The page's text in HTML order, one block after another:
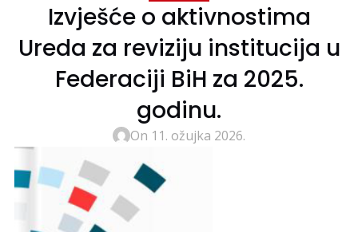
Izvješće o aktivnostima
Ureda za reviziju institucija u
Federaciji BiH za 2025.
godinu.
On 11. ožujka 2026.